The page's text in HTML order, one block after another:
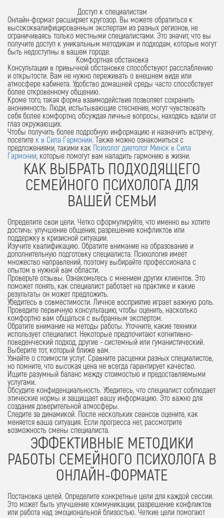
Доступ к специалистам
Онлайн-формат расширяет кругозор. Вы можете обратиться к
высококвалифицированным экспертам из разных регионов, не
ограничиваясь только местными специалистами. Это значит, что вы
получите доступ к уникальным методикам и подходам, которые могут
быть недоступны в вашем городе.
Комфортная обстановка
Консультации в привычной обстановке способствуют расслаблению
и открытости. Вам не нужно переживать о внешнем виде или
атмосфере кабинета. Удобство домашней среды часто способствует
более откровенному общению.
Кроме того, такая форма взаимодействия позволяет сохранить
анонимность. Люди, испытывающие стеснение, могут чувствовать
себя более комфортно, обсуждая личные вопросы, находясь вдали от
глаз окружающих.
Чтобы получить более подробную информацию и назначить встречу,
посетите к в Сила Гармонии. Также можно ознакомиться с
предложениями, такими как Психолог диетолог Минск в Сила
Гармонии, которые помогут вам наладить гармонию в жизни.
КАК ВЫБРАТЬ ПОДХОДЯЩЕГО
СЕМЕЙНОГО ПСИХОЛОГА ДЛЯ
ВАШЕЙ СЕМЬИ
Определите свои цели. Четко сформулируйте, что именно вы хотите
достичь: улучшение общения, разрешение конфликтов или
поддержку в кризисной ситуации.
Изучите квалификацию. Обратите внимание на образование и
дополнительную подготовку специалиста. Психология имеет
множество направлений, поэтому выбирайте профессионала с
опытом в нужной вам области.
Проверьте отзывы. Ознакомьтесь с мнением других клиентов. Это
поможет понять, как специалист работает на практике и какие
результаты он может предложить.
Убедитесь в совместимости. Личное восприятие играет важную роль.
Проведите первичную консультацию, чтобы оценить, насколько
комфортно вам общаться с выбранным экспертом.
Обратите внимание на методы работы. Уточните, какие техники
использует специалист. Некоторые предпочитают когнитивно-
поведенческий подход, другие - системный или гуманистический.
Выберите тот, который ближе вам.
Узнайте о стоимости услуг. Сравните расценки разных специалистов,
но помните, что высокая цена не всегда гарантирует качество.
Ищите разумный баланс между стоимостью и предоставляемыми
услугами.
Обсудите конфиденциальность. Убедитесь, что специалист соблюдает
этические нормы и защищает вашу информацию. Это важно для
создания доверительной атмосферы.
Следите за динамикой. После нескольких сеансов оцените, как
меняется ваша ситуация. Если прогресса нет, рассмотрите
возможность смены специалиста.
ЭФФЕКТИВНЫЕ МЕТОДИКИ
РАБОТЫ СЕМЕЙНОГО ПСИХОЛОГА В
ОНЛАЙН-ФОРМАТЕ
Постановка целей. Определите конкретные цели для каждой сессии.
Это может быть улучшение коммуникации, разрешение конфликтов
или работа над эмоциональной близостью. Четкие цели помогают